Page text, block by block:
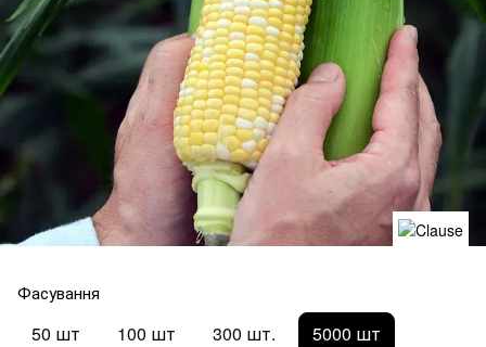
Фасування
50 шт 100 шт 300 шт. 5000 шт